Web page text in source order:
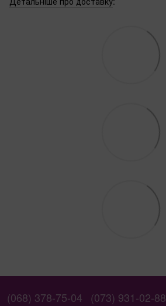
(068) 378-75-04 (073) 931-02-88